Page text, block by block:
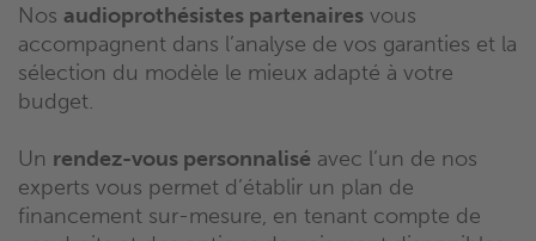
Nos audioprothésistes partenaires vous
accompagnent dans l’analyse de vos garanties et la
sélection du modèle le mieux adapté à votre
budget.
Un rendez-vous personnalisé avec l’un de nos
experts vous permet d’établir un plan de
financement sur-mesure, en tenant compte de